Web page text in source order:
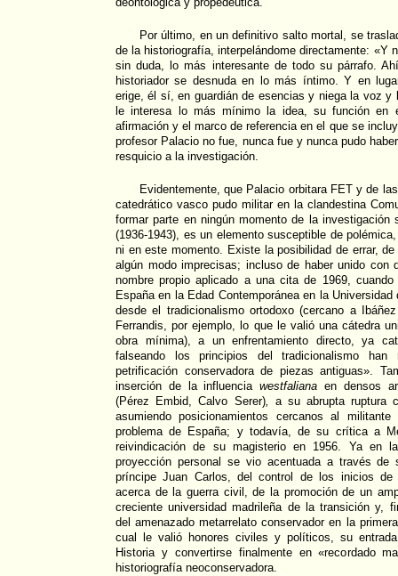
Por último, en un definitivo salto mortal, se
de la historiografía, interpelándome directamente: «Y
sin duda, lo más interesante de todo su párrafo.
historiador se desnuda en lo más íntimo. Y en
erige, él sí, en guardián de esencias y niega la voz y
le interesa lo más mínimo la idea, su función en
afirmación y el marco de referencia en el que se
profesor Palacio no fue, nunca fue y nunca pudo
resquicio a la investigación.
Evidentemente, que Palacio orbitara FET y de
catedrático vasco pudo militar en la clandestina
formar parte en ningún momento de la investigación
(1936-1943), es un elemento susceptible de
ni en este momento. Existe la posibilidad de errar,
algún modo imprecisas; incluso de haber unido con
nombre propio aplicado a una cita de 1969,
España en la Edad Contemporánea en la
desde el tradicionalismo ortodoxo (cercano a
Ferrandis, por ejemplo, lo que le valió una cátedra
obra mínima), a un enfrentamiento directo, ya
falseando los principios del tradicionalismo
petrificación conservadora de piezas antiguas».
inserción de la influenciawestfaliana en densos
(Pérez Embid, Calvo Serer), a su abrupta ruptura
asumiendo posicionamientos cercanos al
problema de España; y todavía, de su crítica a
reivindicación de su magisterio en 1956. Ya en
proyección personal se vio acentuada a través
príncipe Juan Carlos, del control de los inicios de
acerca de la guerra civil, de la promoción de un
creciente universidad madrileña de la transición y,
del amenazado metarrelato conservador en la
cual le valió honores civiles y políticos, su
Historia y convertirse finalmente en «recordado
historiografía neoconservadora.